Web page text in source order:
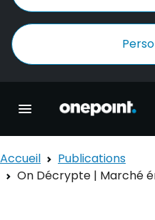
Accueil
Publications
On Décrypte | Marché